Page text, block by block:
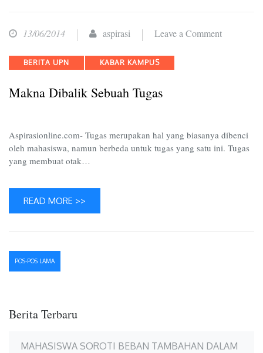
13/06/2014 aspirasi Leave a Commenton
Categories
BERITA UPN KABAR KAMPUS
Makna Dibalik Sebuah Tugas
Aspirasionline.com- Tugas merupakan hal yang biasanya dibenci
oleh mahasiswa, namun berbeda untuk tugas yang satu ini. Tugas
yang membuat otak…
READ MORE >>
Navigasi
POS-POS LAMA
Berita Terbaru
MAHASISWA SOROTI BEBAN TAMBAHAN DALAM